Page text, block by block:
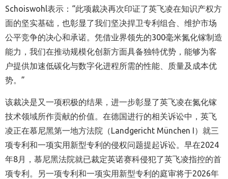
Schoiswohl表示： “此项裁决再次印证了英飞凌在知识产权方
面的坚实基础，也彰显了我们坚决捍卫专利组合、维护市场
公平竞争的决心和承诺。凭借业界领先的300毫米氮化镓制造
能力， 我们在推动规模化创新方面具备独特优势，能够为客
户提供加速低碳化与数字化进程所需的性能、质量及成本优
势。 ”
该裁决是又一项积极的结果，进一步彰显了英飞凌在氮化镓
技术领域所作贡献的价值。在德国进行的相关诉讼中，英飞
凌正在慕尼黑第一地方法院（Landgericht München I）就三
项专利和一项实用新型专利的侵权问题提起诉讼。早在2024
年8月，慕尼黑法院就已裁定英诺赛科侵犯了英飞凌指控的首
项专利。另一项专利和一项实用新型专利的庭审将于2026年